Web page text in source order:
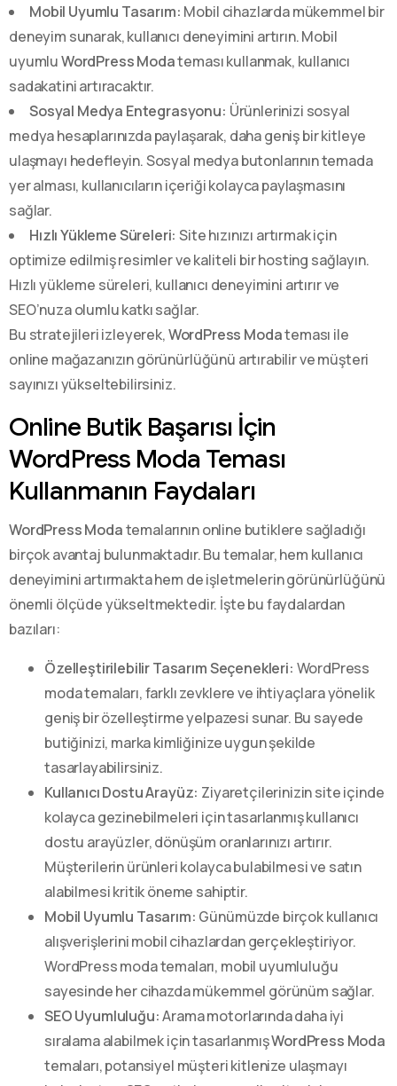
Mobil Uyumlu Tasarım: Mobil cihazlarda mükemmel bir
deneyim sunarak, kullanıcı deneyimini artırın. Mobil
uyumluWordPress Modateması kullanmak, kullanıcı
sadakatini artıracaktır.
Sosyal Medya Entegrasyonu: Ürünlerinizi sosyal
medya hesaplarınızda paylaşarak, daha geniş bir kitleye
ulaşmayı hedefleyin. Sosyal medya butonlarının temada
yer alması, kullanıcıların içeriği kolayca paylaşmasını
sağlar.
Hızlı Yükleme Süreleri: Site hızınızı artırmak için
optimize edilmiş resimler ve kaliteli bir hosting sağlayın.
Hızlı yükleme süreleri, kullanıcı deneyimini artırır ve
SEO’nuza olumlu katkı sağlar.
Bu stratejileri izleyerek,WordPress Modateması ile
online mağazanızın görünürlüğünü artırabilir ve müşteri
sayınızı yükseltebilirsiniz.
Online Butik Başarısı İçin
WordPress Moda Teması
Kullanmanın Faydaları
WordPress Modatemalarının online butiklere sağladığı
birçok avantaj bulunmaktadır. Bu temalar, hem kullanıcı
deneyimini artırmakta hem de işletmelerin görünürlüğünü
önemli ölçüde yükseltmektedir. İşte bu faydalardan
bazıları:
Özelleştirilebilir Tasarım Seçenekleri: WordPress
moda temaları, farklı zevklere ve ihtiyaçlara yönelik
geniş bir özelleştirme yelpazesi sunar. Bu sayede
butiğinizi, marka kimliğinize uygun şekilde
tasarlayabilirsiniz.
Kullanıcı Dostu Arayüz: Ziyaretçilerinizin site içinde
kolayca gezinebilmeleri için tasarlanmış kullanıcı
dostu arayüzler, dönüşüm oranlarınızı artırır.
Müşterilerin ürünleri kolayca bulabilmesi ve satın
alabilmesi kritik öneme sahiptir.
Mobil Uyumlu Tasarım: Günümüzde birçok kullanıcı
alışverişlerini mobil cihazlardan gerçekleştiriyor.
WordPress moda temaları, mobil uyumluluğu
sayesinde her cihazda mükemmel görünüm sağlar.
SEO Uyumluluğu:Arama motorlarında daha iyi
sıralama alabilmek için tasarlanmışWordPress Moda
temaları, potansiyel müşteri kitlenize ulaşmayı